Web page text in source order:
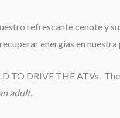
refrescante cenote y
energías en
TO DRIVE THE ATVs.
adult.